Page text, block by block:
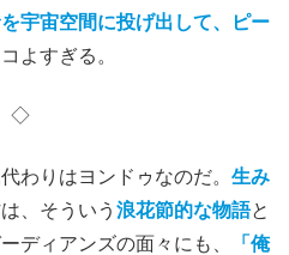
宇宙空間に投げ出して、ピー
よすぎる。
◇
わりはヨンドゥなのだ。 生み
、そういう 浪花節的な物語と
ディアンズの面々にも、
「俺